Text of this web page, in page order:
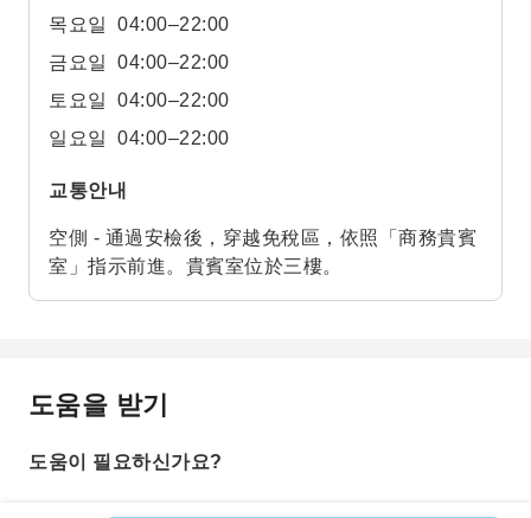
목요일
04:00–22:00
금요일
04:00–22:00
토요일
04:00–22:00
일요일
04:00–22:00
교통안내
空側 - 通過安檢後，穿越免稅區，依照「商務貴賓
室」指示前進。貴賓室位於三樓。
도움을 받기
도움이 필요하신가요?